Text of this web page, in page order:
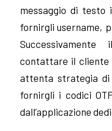
messaggio di
fornirgli username,
contattare il cliente
attenta strategia di
fornirgli i codici
dall’applicazione